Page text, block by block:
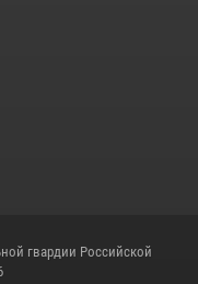
гвардии Российской